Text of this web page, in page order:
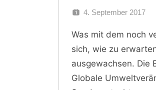
4. September 2017
Was mit dem noch
sich, wie zu
ausgewachsen. Die
Globale